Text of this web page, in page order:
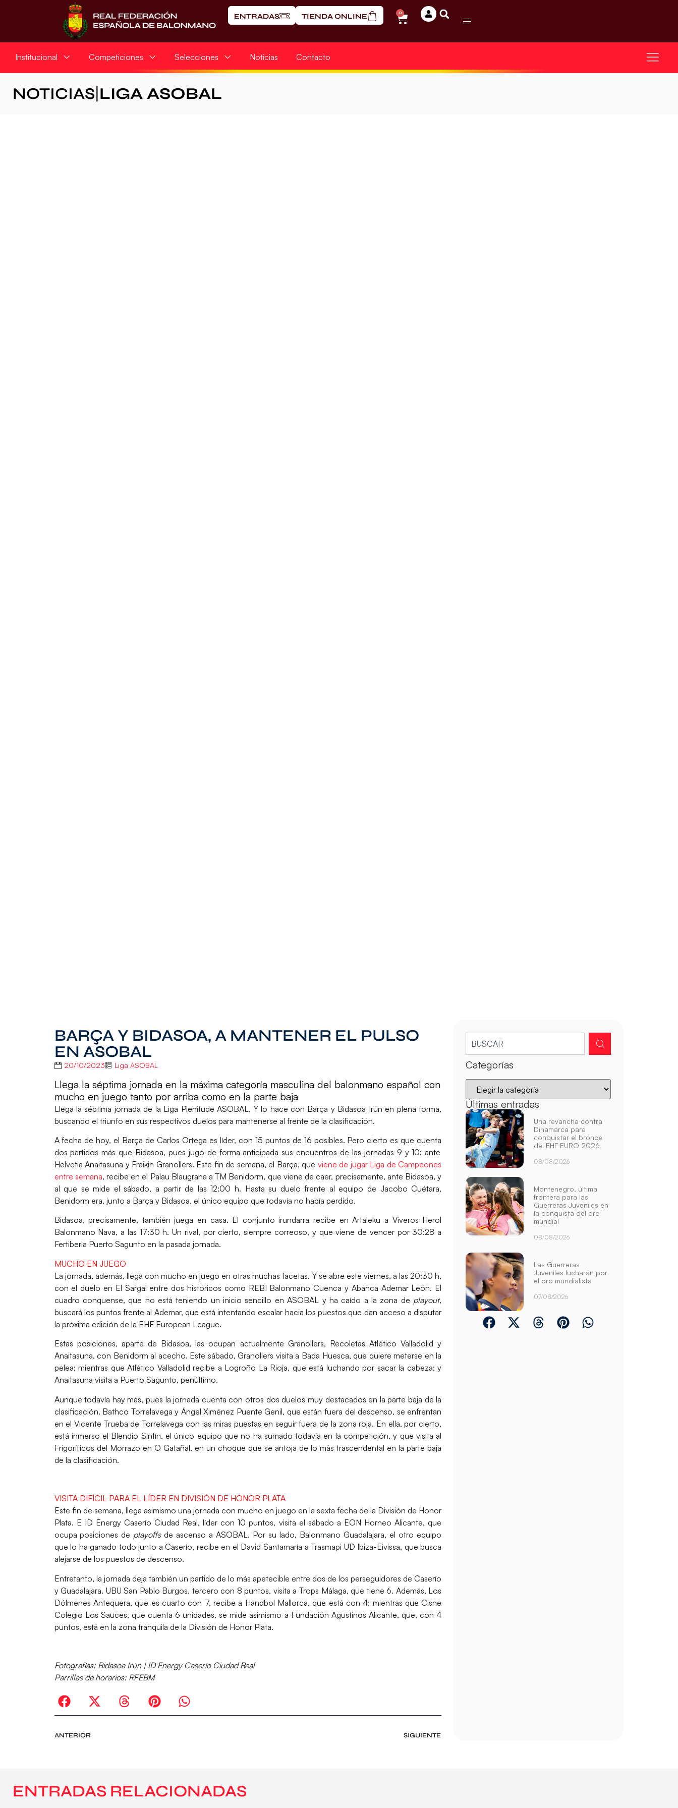
ENTRADAS TIENDA ONLINE 0
Institucional Competiciones Selecciones Noticias Contacto
NOTICIAS LIGA ASOBAL
BARÇA Y BIDASOA, A MANTENER EL PULSO
EN ASOBAL
20/10/2023 Liga ASOBAL
Llega la séptima jornada en la máxima categoría masculina del balonmano español con
mucho en juego tanto por arriba como en la parte baja
Llega la séptima jornada de la Liga Plenitude ASOBAL . Y lo hace con Barça y Bidasoa Irún en plena forma,
buscando el triunfo en sus respectivos duelos para mantenerse al frente de la clasificación.
A fecha de hoy, el Barça de Carlos Ortega es líder, con 15 puntos de 16 posibles. Pero cierto es que cuenta
dos partidos más que Bidasoa, pues jugó de forma anticipada sus encuentros de las jornadas 9 y 10: ante
Helvetia Anaitasuna y Fraikin Granollers. Este fin de semana, el Barça, que viene de jugar Liga de Campeones
entre semana, recibe en el Palau Blaugrana a TM Benidorm, que viene de caer, precisamente, ante Bidasoa, y
al que se mide el sábado, a partir de las 12:00 h. Hasta su duelo frente al equipo de Jacobo Cuétara,
Benidorm era, junto a Barça y Bidasoa, el único equipo que todavía no había perdido.
Bidasoa, precisamente, también juega en casa. El conjunto irundarra recibe enArtaleku a Viveros Herol
Balonmano Nava, a las 17:30 h.Un rival, por cierto, siempre correoso, y que viene de vencer por 30:28 a
Fertiberia Puerto Sagunto en la pasada jornada.
MUCHO EN JUEGO
La jornada, además, llega con mucho en juego en otras muchas facetas. Y se abre este viernes, a las 20:30 h,
con el duelo en El Sargal entre dos históricos como REBI Balonmano Cuenca y Abanca Ademar León. El
cuadro conquense, que no está teniendo un inicio sencillo en ASOBAL y ha caído a la zona de playout,
buscará los puntos frente al Ademar, que está intentando escalar hacia los puestos que dan acceso a disputar
la próxima edición de la EHF European League.
Estas posiciones, aparte de Bidasoa, las ocupan actualmente Granollers, Recoletas Atlético Valladolid y
Anaitasuna, con Benidorm al acecho. Este sábado,Granollers visita a Bada Huesca,que quiere meterse en la
pelea; mientras queAtlético Valladolid recibe a Logroño La Rioja, que está luchando por sacar la cabeza; y
Anaitasuna visita a Puerto Sagunto, penúltimo.
Aunque todavía hay más, pues la jornada cuenta con otros dos duelos muy destacados en la parte baja de la
clasificación. Bathco Torrelavega y Ángel Ximénez Puente Genil, que están fuera del descenso, se enfrentan
en el Vicente Trueba de Torrelavega con las miras puestas en seguir fuera de la zona roja. En ella, por cierto,
está inmersoel Blendio Sinfín, el único equipo que no ha sumado todavía en la competición, y que visita al
Frigoríficos del Morrazo en O Gatañal, en un choque que se antoja de lo más trascendental en la parte baja
de la clasificación.
VISITA DIFÍCIL PARA EL LÍDER EN DIVISIÓN DE HONOR PLATA
Este fin de semana, llega asimismo una jornada con mucho en juego en la sexta fecha de la División de Honor
Plata. E ID Energy Caserío Ciudad Real, líder con 10 puntos, visita el sábado a EON Horneo Alicante, que
ocupa posiciones de playoffsde ascenso a ASOBAL. Por su lado, Balonmano Guadalajara, el otro equipo
que lo ha ganado todo junto a Caserío, recibe en el David Santamaría aTrasmapi UD Ibiza-Eivissa, que busca
alejarse de los puestos de descenso.
Entretanto, la jornada deja también un partido de lo más apetecible entre dos de los perseguidoresde Caserío
y Guadalajara. UBU San Pablo Burgos, tercero con 8 puntos, visita a Trops Málaga, que tiene 6. Además, Los
Dólmenes Antequera, que es cuarto con 7, recibe a Handbol Mallorca, que está con 4; mientras que Cisne
Colegio Los Sauces, que cuenta 6 unidades, se mide asimismo a Fundación Agustinos Alicante, que, con 4
puntos, está en la zona tranquila de la División de Honor Plata.
Fotografías: Bidasoa Irún | ID Energy Caserío Ciudad Real
Parrillas de horarios: RFEBM
ANTERIOR SIGUIENTE
Categorías
Últimas entradas
Una revancha contra
Dinamarca para
conquistar el bronce
del EHF EURO 2026
08/08/2026
Montenegro, última
frontera para las
Guerreras Juveniles en
la conquista del oro
mundial
08/08/2026
Las Guerreras
Juveniles lucharán por
el oro mundialista
07/08/2026
ENTRADAS RELACIONADAS